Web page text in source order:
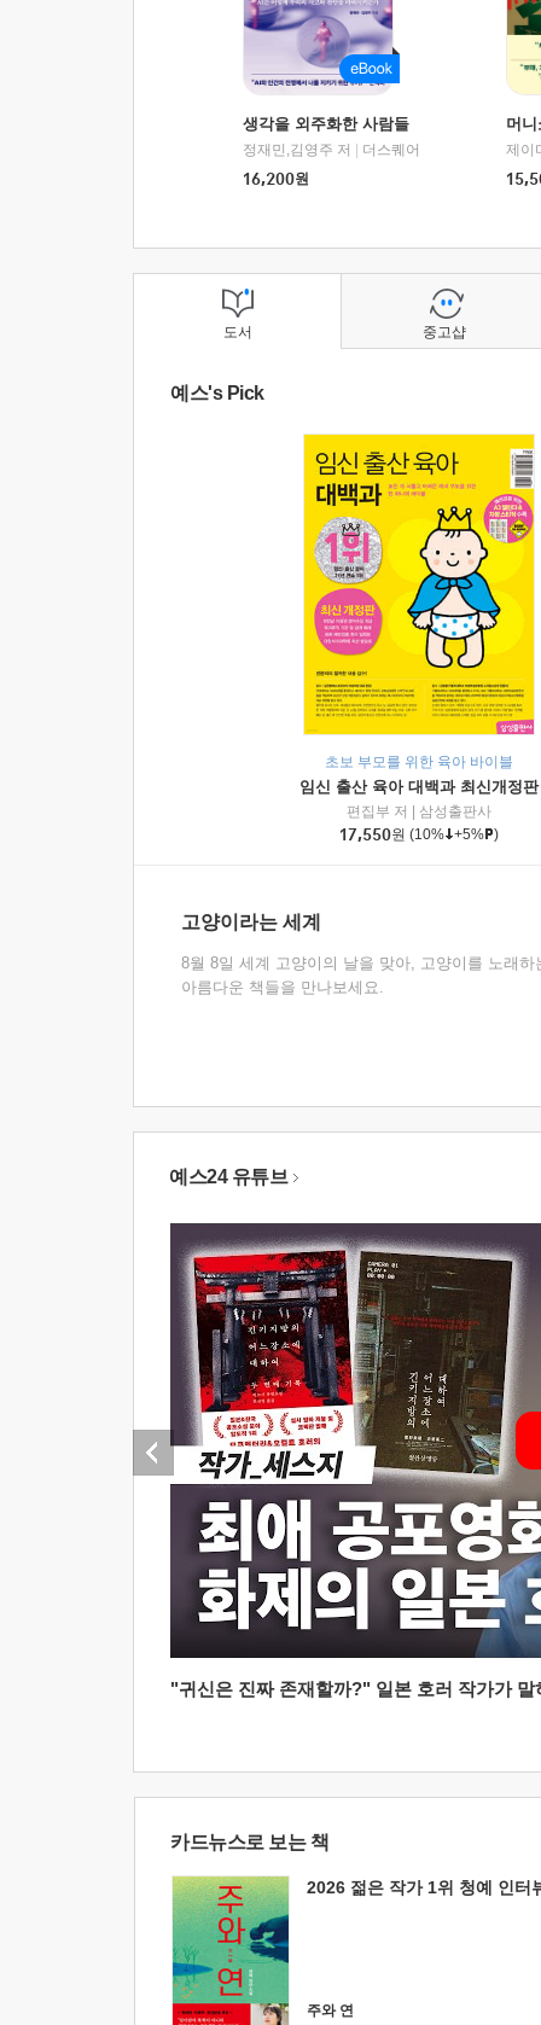
생각을 외주화한 사람들
정재민,김영주 저
더스퀘어
16,200원
머
도서
예스's Pick
초보 부모를 위한 육아 바이블
임신 출산 육아 대백과 최신개정판
편집부 저
삼성출판사
17,550원 (10% +5% )
고양이라는 세계
8월 8일 세계 고양이의 날을 맞아, 고양이를 노래하
아름다운 책들을 만나보세요.
중고샵
예스24 유튜브
"귀신은 진짜 존재할까?" 일본 호러 작가가
카드뉴스로 보는 책
2026 젊은 작가 1위 청예 인터
주와 연